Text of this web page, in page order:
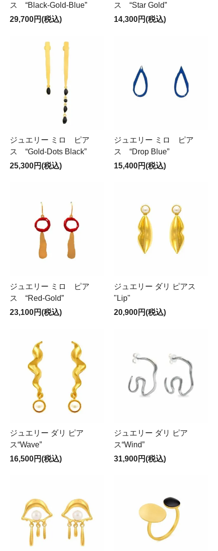
ス “Black-Gold-Blue”
29,700円(税込)
ス “Star Gold”
14,300円(税込)
ジュエリー ミロ ピア
ス “Gold-Dots Black”
25,300円(税込)
ジュエリー ミロ ピア
ス “Drop Blue”
15,400円(税込)
ジュエリー ミロ ピア
ス “Red-Gold”
23,100円(税込)
ジュエリー ダリ ピアス
"Lip"
20,900円(税込)
ジュエリー ダリ ピア
ス“Wave”
16,500円(税込)
ジュエリー ダリ ピア
ス“Wind”
31,900円(税込)